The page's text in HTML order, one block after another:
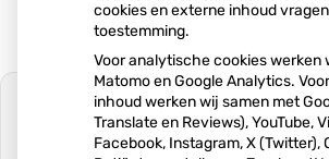
cookies en externe inhoud
toestemming.
Voor analytische cookies werken
Matomo en Google Analytics.
inhoud werken wij samen met
Translate en Reviews), YouTube,
Facebook, Instagram, X (Twitter),